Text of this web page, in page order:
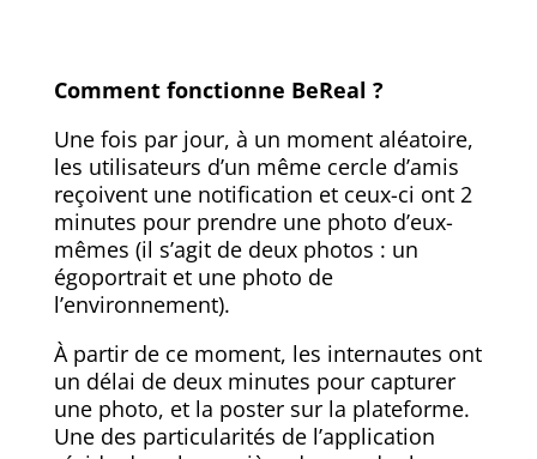
Comment fonctionne BeReal ?
Une fois par jour, à un moment aléatoire,
les utilisateurs d’un même cercle d’amis
reçoivent une notification et ceux-ci ont 2
minutes pour prendre une photo d’eux-
mêmes (il s’agit de deux photos : un
égoportrait et une photo de
l’environnement).